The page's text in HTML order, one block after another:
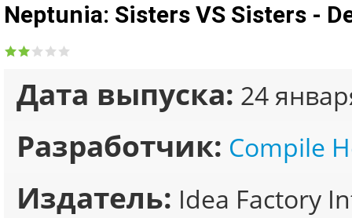
Neptunia: Sisters VS Sisters -
Дата выпуска: 24
Разработчик: Compile
Издатель: Idea Factory